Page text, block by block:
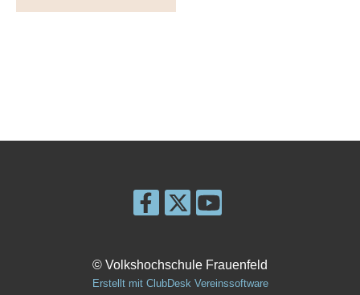
© Volkshochschule Frauenfeld
Erstellt mit ClubDesk Vereinssoftware